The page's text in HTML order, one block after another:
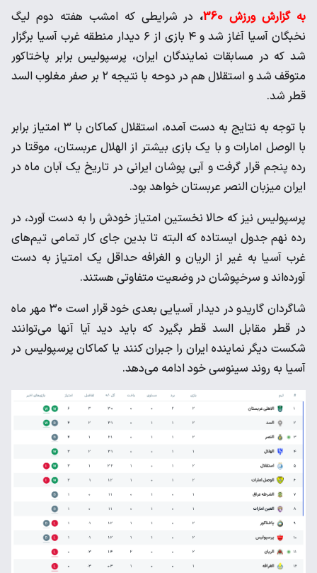
به گزارش ورزش 360 ، در شرایطی که امشب هفته دوم لیگ
نخبگان آسیا آغاز شد و ۴ بازی از ۶ دیدار منطقه غرب آسیا برگزار
شد که در مسابقات نمایندگان ایران، پرسپولیس برابر پاختاکور
متوقف شد و استقلال هم در دوحه با نتیجه ۲ بر صفر مغلوب السد
قطر شد.
با توجه به نتایج به دست آمده، استقلال کماکان با ۳ امتیاز برابر
با الوصل امارات و با یک بازی بیشتر از الهلال عربستان، موقتا در
رده پنجم قرار گرفت و آبی پوشان ایرانی در تاریخ یک آبان ماه در
ایران میزبان النصر عربستان خواهد بود.
پرسپولیس نیز که حالا نخستین امتیاز خودش را به دست آورد، در
رده نهم جدول ایستاده که البته تا بدین جای کار تمامی تیم‌های
غرب آسیا به غیر از الریان و الغرافه حداقل یک امتیاز به دست
آورده‌اند و سرخپوشان در وضعیت متفاوتی هستند.
شاگردان گاریدو در دیدار آسیایی بعدی خود قرار است ۳۰ مهر ماه
در قطر مقابل السد قطر بگیرد که باید دید آیا آنها می‌توانند
شکست دیگر نماینده ایران را جبران کنند یا کماکان پرسپولیس در
آسیا به روند سینوسی خود ادامه می‌دهد.